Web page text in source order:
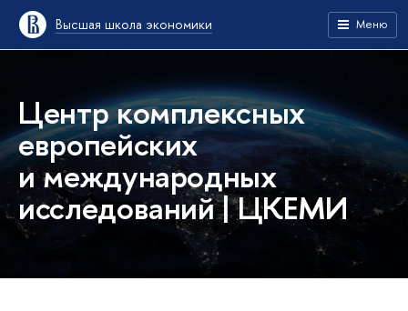
Высшая школа экономики Меню
Центр комплексных
европейских
и международных
исследований | ЦКЕМИ